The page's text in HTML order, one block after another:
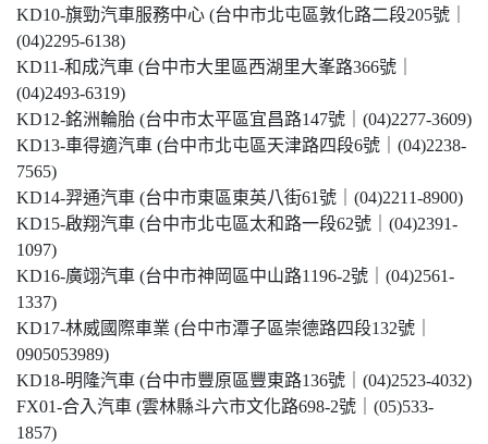
KD10-旗勁汽車服務中心 (台中市北屯區敦化路二段205號｜
(04)2295-6138)
KD11-和成汽車 (台中市大里區西湖里大峯路366號｜
(04)2493-6319)
KD12-銘洲輪胎 (台中市太平區宜昌路147號｜(04)2277-3609)
KD13-車得適汽車 (台中市北屯區天津路四段6號｜(04)2238-
7565)
KD14-羿通汽車 (台中市東區東英八街61號｜(04)2211-8900)
KD15-啟翔汽車 (台中市北屯區太和路一段62號｜(04)2391-
1097)
KD16-廣翊汽車 (台中市神岡區中山路1196-2號｜(04)2561-
1337)
KD17-林威國際車業 (台中市潭子區崇德路四段132號｜
0905053989)
KD18-明隆汽車 (台中市豐原區豐東路136號｜(04)2523-4032)
FX01-合入汽車 (雲林縣斗六市文化路698-2號｜(05)533-
1857)